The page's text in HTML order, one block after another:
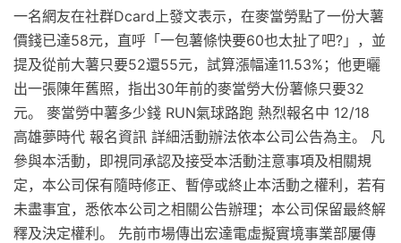
一名網友在社群Dcard上發文表示，在麥當勞點了一份大薯
價錢已達58元，直呼「一包薯條快要60也太扯了吧?」，並
提及從前大薯只要52還55元，試算漲幅達11.53%；他更曬
出一張陳年舊照，指出30年前的麥當勞大份薯條只要32
元。 麥當勞中薯多少錢 RUN氣球路跑 熱烈報名中 12/18
高雄夢時代 報名資訊 詳細活動辦法依本公司公告為主。 凡
參與本活動，即視同承認及接受本活動注意事項及相關規
定，本公司保有隨時修正、暫停或終止本活動之權利，若有
未盡事宜，悉依本公司之相關公告辦理；本公司保留最終解
釋及決定權利。 先前市場傳出宏達電虛擬實境事業部屢傳